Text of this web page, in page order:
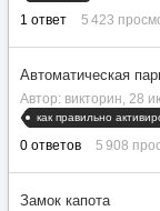
1 ответ 5 423
Автоматическая
Автор: викторин, 28
как правильно
0 ответов 5 908
Замок капота